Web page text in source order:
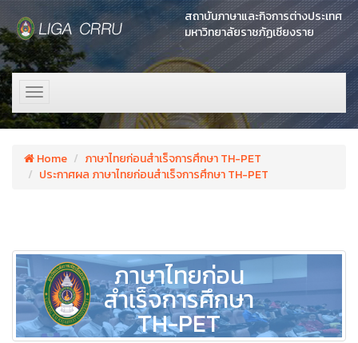
สถาบันภาษาและกิจการต่างประเทศ
มหาวิทยาลัยราชภัฏเชียงราย
Toggle
navigation
Home
ภาษาไทยก่อนสำเร็จการศึกษา TH-PET
ประกาศผล ภาษาไทยก่อนสำเร็จการศึกษา TH-PET
ภาษาไทยก่อน
สำเร็จการศึกษา
TH-PET